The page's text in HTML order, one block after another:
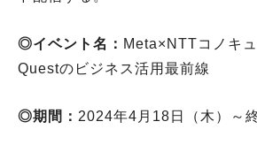
◎イベント名： Meta×NTTコノキ
Questのビジネス活用最前線
◎期間： 2024年4月18日（木）～